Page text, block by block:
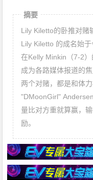
摘要
Lily Kiletto的卧推对赌
Lily Kiletto 的成名始
在Kelly Minkin（7-2
成为各路媒体报道的
两个对赌，都是和体
"DMoonGirl"
量比对方重就算赢，
励。